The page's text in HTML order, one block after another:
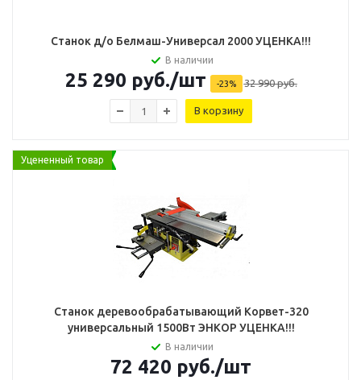
Станок д/о Белмаш-Универсал 2000 УЦЕНКА!!!
В наличии
25 290 руб./шт -23% 32 990руб.
В корзину
Уцененный товар
Станок деревообрабатывающий Корвет-320
универсальный 1500Вт ЭНКОР УЦЕНКА!!!
В наличии
72 420 руб./шт